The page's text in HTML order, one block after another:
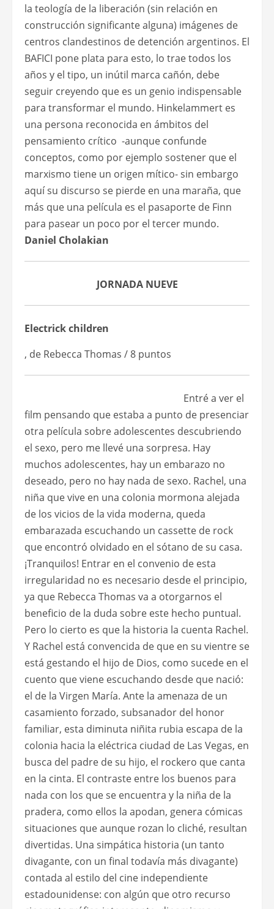
la teología de la liberación (sin relación en
construcción significante alguna) imágenes de
centros clandestinos de detención argentinos. El
BAFICI pone plata para esto, lo trae todos los
años y el tipo, un inútil marca cañón, debe
seguir creyendo que es un genio indispensable
para transformar el mundo. Hinkelammert es
una persona reconocida en ámbitos del
pensamiento crítico -aunque confunde
conceptos, como por ejemplo sostener que el
marxismo tiene un origen mítico- sin embargo
aquí su discurso se pierde en una maraña, que
más que una película es el pasaporte de Finn
para pasear un poco por el tercer mundo.
Daniel Cholakian
JORNADA NUEVE
Electrick children
, de Rebecca Thomas / 8 puntos
Entré a ver el
film pensando que estaba a punto de presenciar
otra película sobre adolescentes descubriendo
el sexo, pero me llevé una sorpresa. Hay
muchos adolescentes, hay un embarazo no
deseado, pero no hay nada de sexo. Rachel, una
niña que vive en una colonia mormona alejada
de los vicios de la vida moderna, queda
embarazada escuchando un cassette de rock
que encontró olvidado en el sótano de su casa.
¡Tranquilos! Entrar en el convenio de esta
irregularidad no es necesario desde el principio,
ya que Rebecca Thomas va a otorgarnos el
beneficio de la duda sobre este hecho puntual.
Pero lo cierto es que la historia la cuenta Rachel.
Y Rachel está convencida de que en su vientre se
está gestando el hijo de Dios, como sucede en el
cuento que viene escuchando desde que nació:
el de la Virgen María. Ante la amenaza de un
casamiento forzado, subsanador del honor
familiar, esta diminuta niñita rubia escapa de la
colonia hacia la eléctrica ciudad de Las Vegas, en
busca del padre de su hijo, el rockero que canta
en la cinta. El contraste entre los buenos para
nada con los que se encuentra y la niña de la
pradera, como ellos la apodan, genera cómicas
situaciones que aunque rozan lo cliché, resultan
divertidas. Una simpática historia (un tanto
divagante, con un final todavía más divagante)
contada al estilo del cine independiente
estadounidense: con algún que otro recurso